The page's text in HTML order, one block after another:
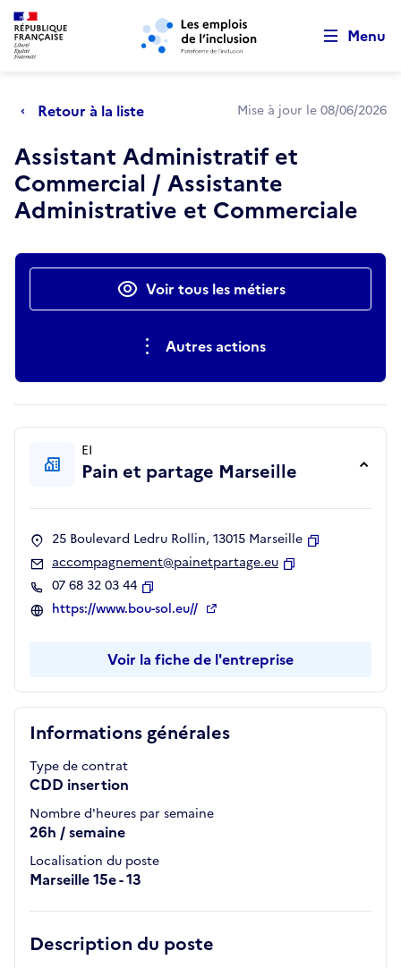
Aller au menu principal Aller au contenu principal
Menu
Retour à la liste Mise à jour le 08/06/2026
Assistant Administratif et
Commercial / Assistante
Administrative et Commerciale
Actions rapidesVoir tous les métiers
Autres actions
Informations générales
Type de contrat
CDD insertion
Nombre d'heures par semaine
26h / semaine
Localisation du poste
Marseille 15e - 13
Description du poste
EI
Pain et partage Marseille
25 Boulevard Ledru Rollin, 13015 Marseille
accompagnement@painetpartage.eu
07 68 32 03 44
Copier
https://www.bou-sol.eu//
Voir la fiche de l'entreprise
Retour au début de la page
Panneau de gestion des cookies